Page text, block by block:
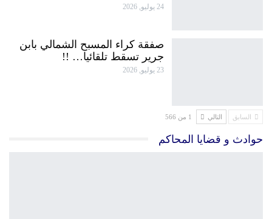
24 يوليو, 2026
صفقة كراء المسبح الشمالي بابن
جرير تسقط تلقائيا… !!
23 يوليو, 2026
السابق التالي 1 من 566
حوادث و قضايا المحاكم